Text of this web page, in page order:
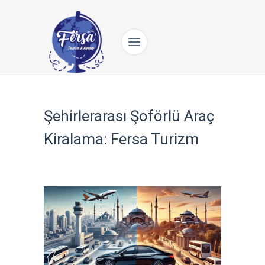
Şehirlerarası Şoförlü Araç
Kiralama: Fersa Turizm